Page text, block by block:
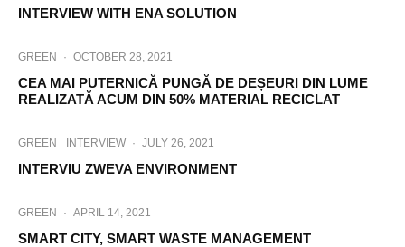
INTERVIEW WITH ENA SOLUTION
GREEN · OCTOBER 28, 2021
CEA MAI PUTERNICĂ PUNGĂ DE DEȘEURI DIN LUME
REALIZATĂ ACUM DIN 50% MATERIAL RECICLAT
GREEN INTERVIEW · JULY 26, 2021
INTERVIU ZWEVA ENVIRONMENT
GREEN · APRIL 14, 2021
SMART CITY, SMART WASTE MANAGEMENT